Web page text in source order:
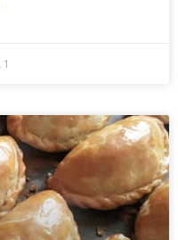
1 במרץ 2021